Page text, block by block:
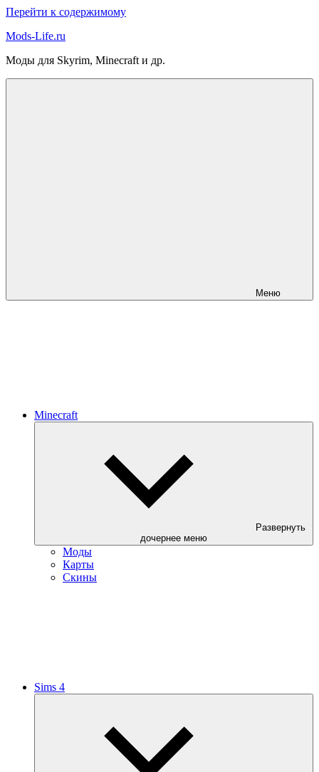
Перейти к содержимому
Mods-Life.ru
Моды для Skyrim, Minecraft и др.
Меню
Minecraft
Развернуть
дочернее меню
Моды
Карты
Скины
Sims 4